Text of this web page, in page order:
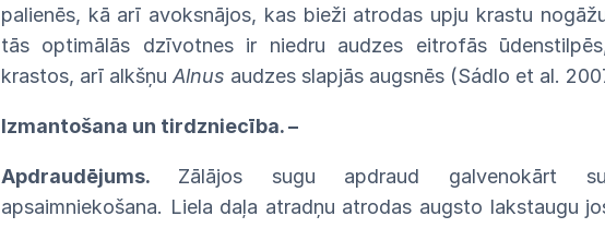
palienēs, kā arī avoksnājos, kas bieži atrodas upju krastu
tās optimālās dzīvotnes ir niedru audzes eitrofās
krastos, arī alkšņu Alnus audzes slapjās augsnēs (Sádlo et al.
Izmantošana un tirdzniecība.–
Apdraudējums. Zālājos sugu apdraud
galvenokārt
apsaimniekošana. Liela daļa atradņu atrodas augsto lakstaugu